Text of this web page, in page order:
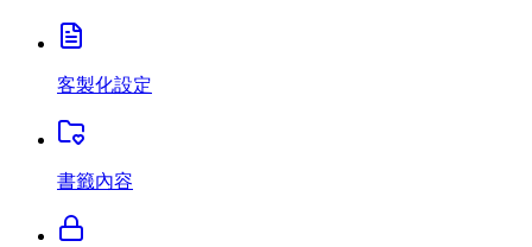
客製化設定
書籤內容